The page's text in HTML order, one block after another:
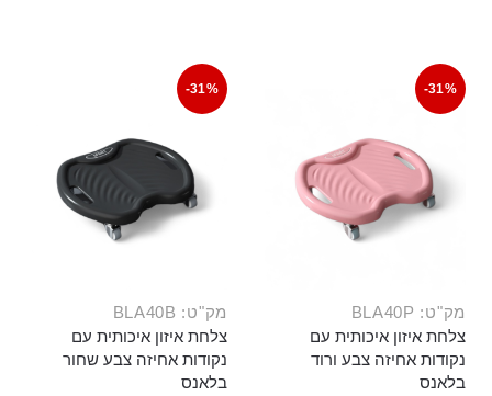
-31%
מק"ט: BLA40P
צלחת איזון איכותית עם
נקודות אחיזה צבע ורוד
בלאנס
-31%
מק"ט: BLA40B
צלחת איזון איכותית עם
נקודות אחיזה צבע שחור
בלאנס